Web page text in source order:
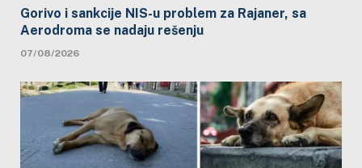
Gorivo i sankcije NIS-u problem za Rajaner, sa
Aerodroma se nadaju rešenju
07/08/2026